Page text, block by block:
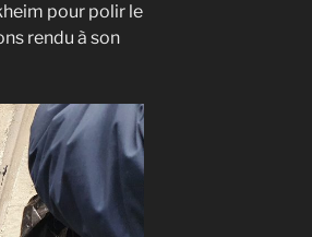
pour polir le
rendu à son